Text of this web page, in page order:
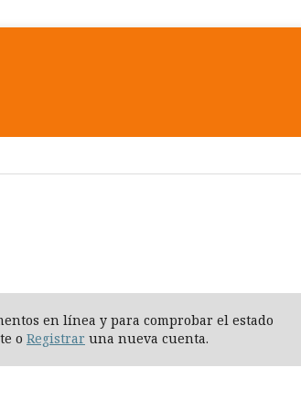
en línea y para comprobar el estado
o Registrar una nueva cuenta.